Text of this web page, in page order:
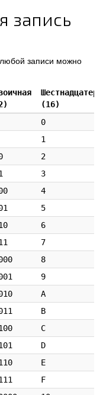
запись
записи можно
(16)
0
1
2
3
4
5
6
7
8
9
A
B
C
D
E
F